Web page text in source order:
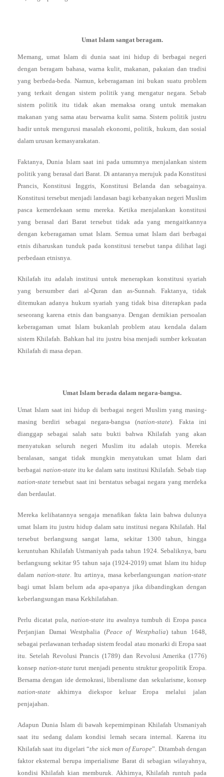
Umat Islam sangat beragam.
Memang, umat Islam di dunia saat ini hidup di berbagai negeri
dengan beragam bahasa, warna kulit, makanan, pakaian dan tradisi
yang berbeda-beda. Namun, keberagaman ini bukan suatu problem
yang terkait dengan sistem politik yang mengatur negara. Sebab
sistem politik itu tidak akan memaksa orang untuk memakan
makanan yang sama atau berwarna kulit sama. Sistem politik justru
hadir untuk mengurusi masalah ekonomi, politik, hukum, dan sosial
dalam urusan kemasyarakatan.
Faktanya, Dunia Islam saat ini pada umumnya menjalankan sistem
politik yang berasal dari Barat. Di antaranya merujuk pada Konstitusi
Prancis, Konstitusi Inggris, Konstitusi Belanda dan sebagainya.
Konstitusi tersebut menjadi landasan bagi kebanyakan negeri Muslim
pasca kemerdekaan semu mereka. Ketika menjalankan konstitusi
yang berasal dari Barat tersebut tidak ada yang mengaitkannya
dengan keberagaman umat Islam. Semua umat Islam dari berbagai
etnis diharuskan tunduk pada konstitusi tersebut tanpa dilihat lagi
perbedaan etnisnya.
Khilafah itu adalah institusi untuk menerapkan konstitusi syariah
yang bersumber dari al-Quran dan as-Sunnah. Faktanya, tidak
ditemukan adanya hukum syariah yang tidak bisa diterapkan pada
seseorang karena etnis dan bangsanya. Dengan demikian persoalan
keberagaman umat Islam bukanlah problem atau kendala dalam
sistem Khilafah. Bahkan hal itu justru bisa menjadi sumber kekuatan
Khilafah di masa depan.
Umat Islam berada dalam negara-bangsa.
Umat Islam saat ini hidup di berbagai negeri Muslim yang masing-
masing berdiri sebagai negara-bangsa (nation-state). Fakta ini
dianggap sebagai salah satu bukti bahwa Khilafah yang akan
menyatukan seluruh negeri Muslim itu adalah utopis. Mereka
beralasan, sangat tidak mungkin menyatukan umat Islam dari
berbagai nation-stateitu ke dalam satu institusi Khilafah. Sebab tiap
nation-state tersebut saat ini berstatus sebagai negara yang merdeka
dan berdaulat.
Mereka kelihatannya sengaja menafikan fakta lain bahwa dulunya
umat Islam itu justru hidup dalam satu institusi negara Khilafah. Hal
tersebut berlangsung sangat lama, sekitar 1300 tahun, hingga
keruntuhan Khilafah Ustmaniyah pada tahun 1924. Sebaliknya, baru
berlangsung sekitar 95 tahun saja (1924-2019) umat Islam itu hidup
dalam nation-state. Itu artinya, masa keberlangsungannation-state
bagi umat Islam belum ada apa-apanya jika dibandingkan dengan
keberlangsungan masa Kekhilafahan.
Perlu dicatat pula, nation-state itu awalnya tumbuh di Eropa pasca
Perjanjian Damai Westphalia (Peace of Westphalia) tahun 1648,
sebagai perlawanan terhadap sistem feodal atau monarki di Eropa saat
itu. Setelah Revolusi Prancis (1789) dan Revolusi Amerika (1776)
konsep nation-stateturut menjadi penentu struktur geopolitik Eropa.
Bersama dengan ide demokrasi, liberalisme dan sekularisme, konsep
nation-state akhirnya diekspor keluar Eropa melalui jalan
penjajahan.
Adapun Dunia Islam di bawah kepemimpinan Khilafah Utsmaniyah
saat itu sedang dalam kondisi lemah secara internal. Karena itu
Khilafah saat itu digelari “the sick man of Europe”. Ditambah dengan
faktor eksternal berupa imperialisme Barat di sebagian wilayahnya,
kondisi Khilafah kian memburuk. Akhirnya, Khilafah runtuh pada